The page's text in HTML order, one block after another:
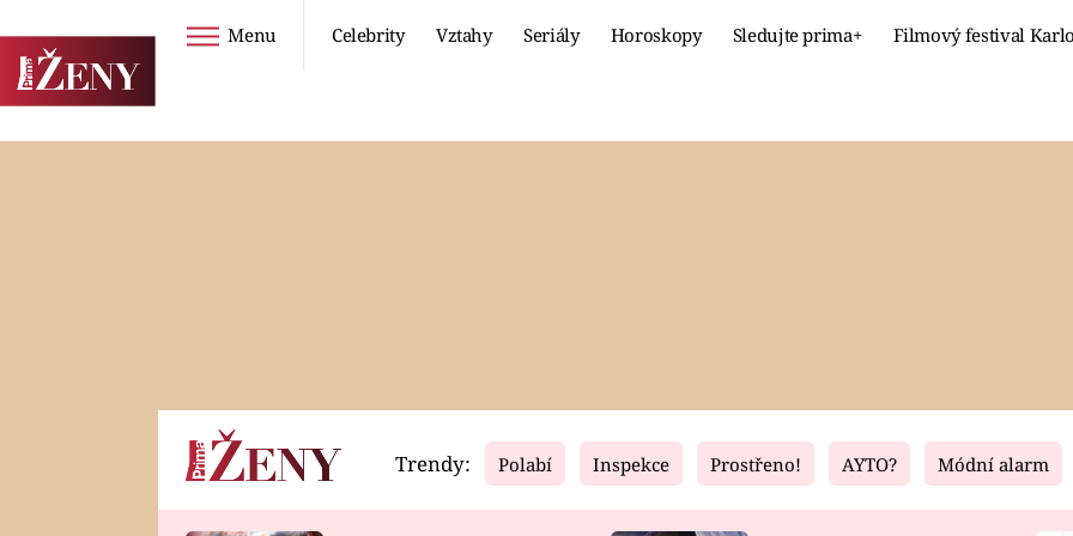
Menu Celebrity Vztahy Seriály Horoskopy Sledujte prima+ Filmový festival
Horoskopy Video Fresh Living
Trendy: Polabí Inspekce Prostřeno! AYTO? Módní alarm